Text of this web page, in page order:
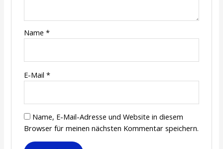
Name *
E-Mail *
Name, E-Mail-Adresse und Website in diesem
Browser für meinen nächsten Kommentar speichern.